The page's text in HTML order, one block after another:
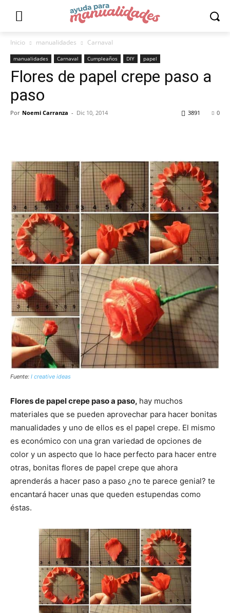
Inicio manualidades Carnaval
manualidades Carnaval Cumpleaños DIY papel
Flores de papel crepe paso a
paso
Por Noemi Carranza - Dic 10, 2014 0
3891
Fuente: I creative ideas
Flores de papel crepe paso a paso, hay muchos
materiales que se pueden aprovechar para hacer bonitas
manualidades y uno de ellos es el papel crepe. El mismo
es económico con una gran variedad de opciones de
color y un aspecto que lo hace perfecto para hacer entre
otras, bonitas flores de papel crepe que ahora
aprenderás a hacer paso a paso ¿no te parece genial? te
encantará hacer unas que queden estupendas como
éstas.